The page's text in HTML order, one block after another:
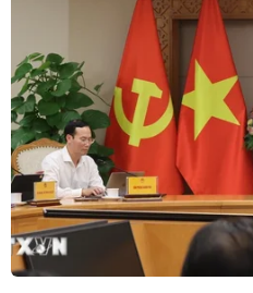
CƠ QUAN CHỦ QUẢN: THÔNG TẤN XÃ
Tổng Biên tập: TRẦN TIẾN
Phó Tổng Biên tập:
THỦY
Sở hữu trí tuệ